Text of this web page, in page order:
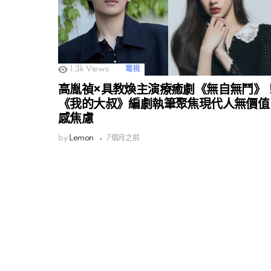
1.3k Views 電視
高胤禎×具教煥主演療癒劇《無自無鬥》
《我的大叔》編劇執筆聚焦現代人無價值
感焦慮
by Lemon 7個月之前